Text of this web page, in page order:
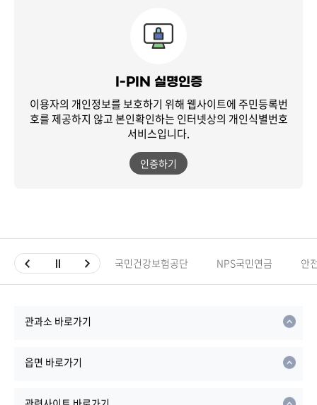
I-PIN 실명인증
이용자의 개인정보를 보호하기 위해 웹사이트에 주민등록번
호를 제공하지 않고본인확인하는 인터넷상의 개인식별번호
서비스입니다.
인증하기
국민건강보험공단 NPS국민연금 안
관과소 바로가기
읍면 바로가기